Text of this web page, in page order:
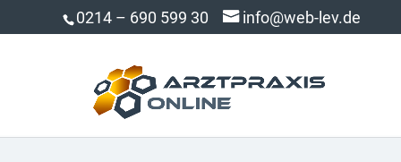
0214 – 690 599 30 info@web-lev.de